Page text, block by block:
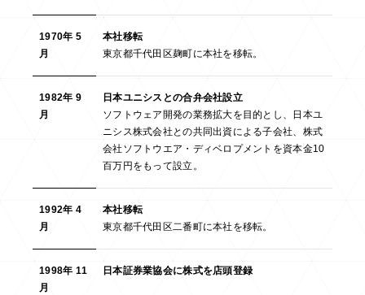
1970年 5
月
本社移転
東京都千代田区麹町に本社を移転。
1982年 9
月
日本ユニシスとの合弁会社設立
ソフトウェア開発の業務拡大を目的とし、日本ユ
ニシス株式会社との共同出資による子会社、株式
会社ソフトウエア・ディベロプメントを資本金10
百万円をもって設立。
1992年 4
月
本社移転
東京都千代田区二番町に本社を移転。
1998年 11
月
日本証券業協会に株式を店頭登録